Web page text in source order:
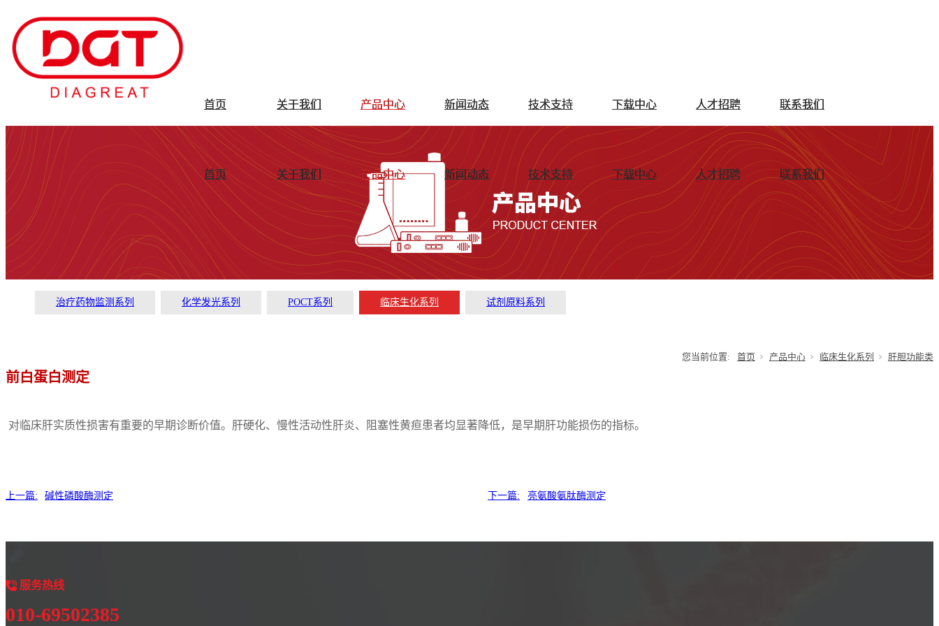
首页 关于我们 产品中心 新闻动态 技术支持 下载中心 人才招聘 联系我们
首页 关于我们 产品中心 新闻动态 技术支持 下载中心 人才招聘 联系我们
中文 | EN
治疗药物监测系列 化学发光系列 POCT系列 临床生化系列 试剂原料系列
您当前位置: 首页 产品中心 临床生化系列 肝胆功能类
前白蛋白测定
对临床肝实质性损害有重要的早期诊断价值。肝硬化、慢性活动性肝炎、阻塞性黄疸患者均显著降低，是早期肝功能损伤的指标。
上一篇: 碱性磷酸酶测定 下一篇: 亮氨酸氨肽酶测定
服务热线
010-69502385